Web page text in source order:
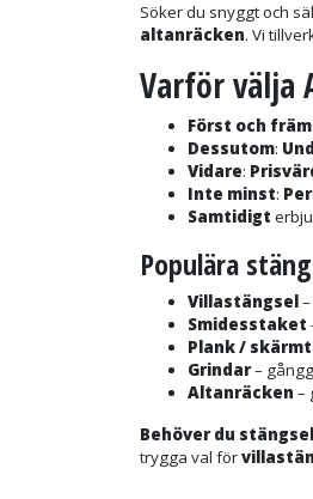
Söker du snyggt och
altanräcken. Vi
Varför välja
Först och
Dessutom:
Vidare:
Inte minst:
Samtidigt
Populära
Villastängsel
Smidesstaket
Plank /
Grindar–
Altanräcken –
Behöver du
trygga val för